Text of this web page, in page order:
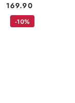
Cena:
169.90
-10%